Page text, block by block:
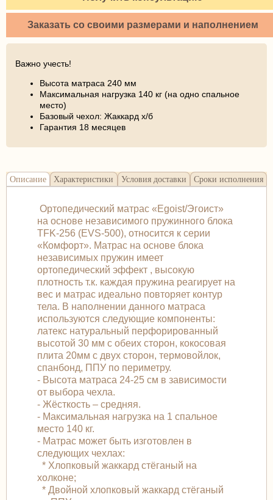
Заказать со своими размерами и наполнением
Важно учесть!
Высота матраса 240 мм
Максимальная нагрузка 140 кг (на одно спальное
место)
Базовый чехол: Жаккард х/б
Гарантия 18 месяцев
Описание Характеристики Условия доставки Сроки исполнения
Ортопедический матрас «Egoist/Эгоист»
на основе независимого пружинного блока
TFK-256 (EVS-500), относится к серии
«Комфорт». Матраc на основе блока
независимых пружин имеет
ортопедический эффект , высокую
плотность т.к. каждая пружина реагирует на
вес и матрас идеально повторяет контур
тела. В наполнении данного матраса
используются следующие компоненты:
латекс натуральный перфорированный
высотой 30 мм с обеих сторон, кокосовая
плита 20мм с двух сторон, термовойлок,
спанбонд, ППУ по периметру.
- Высота матраса 24-25 см в зависимости
от выбора чехла.
- Жёсткость – средняя.
- Максимальная нагрузка на 1 спальное
место 140 кг.
- Матрас может быть изготовлен в
следующих чехлах:
* Хлопковый жаккард стёганый на
холконе;
* Двойной хлопковый жаккард стёганый